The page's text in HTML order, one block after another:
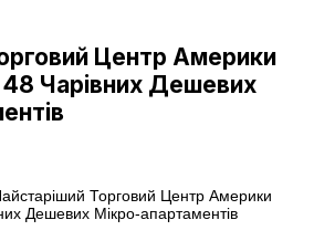
Центр Америки
Чарівних Дешевих
Торговий Центр Америки
Дешевих Мікро-апартаментів